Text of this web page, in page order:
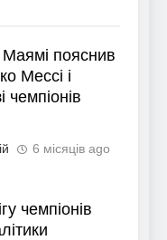
Маямі пояснив
Мессі і
чемпіонів
6 місяців ago
чемпіонів